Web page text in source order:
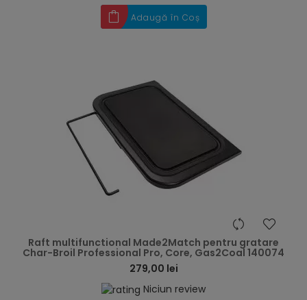
Adaugă în Coș
Raft multifunctional Made2Match pentru gratare
Char-Broil Professional Pro, Core, Gas2Coal 140074
279,00 lei
Niciun review